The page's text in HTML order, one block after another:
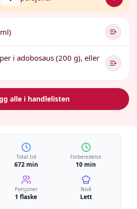
i adobosaus (200 g), eller
alle i handlelisten
Total tid
672 min
Forberedelse
10 min
Porsjoner
1 flaske
Nivå
Lett